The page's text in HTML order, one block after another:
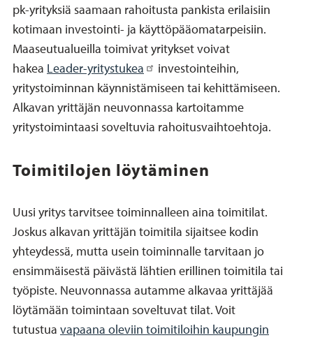
pk-yrityksiä saamaan rahoitusta pankista erilaisiin
kotimaan investointi- ja käyttöpääomatarpeisiin.
Maaseutualueilla toimivat yritykset voivat
hakea Leader-yritystukea
investointeihin,
yritystoiminnan käynnistämiseen tai kehittämiseen.
Alkavan yrittäjän neuvonnassa kartoitamme
yritystoimintaasi soveltuvia rahoitusvaihtoehtoja.
Toimitilojen löytäminen
Uusi yritys tarvitsee toiminnalleen aina toimitilat.
Joskus alkavan yrittäjän toimitila sijaitsee kodin
yhteydessä, mutta usein toiminnalle tarvitaan jo
ensimmäisestä päivästä lähtien erillinen toimitila tai
työpiste. Neuvonnassa autamme alkavaa yrittäjää
löytämään toimintaan soveltuvat tilat. Voit
tutustua vapaana oleviin toimitiloihin kaupungin